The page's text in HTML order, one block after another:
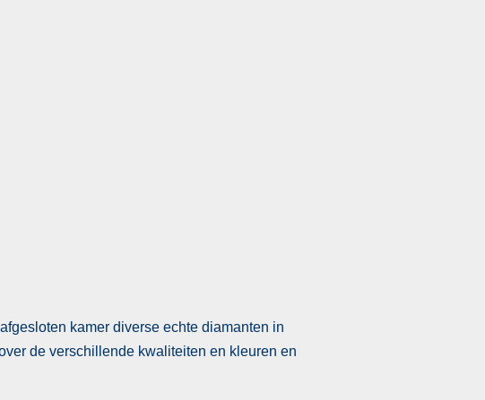
kamer diverse echte diamanten in
de verschillende kwaliteiten en kleuren en